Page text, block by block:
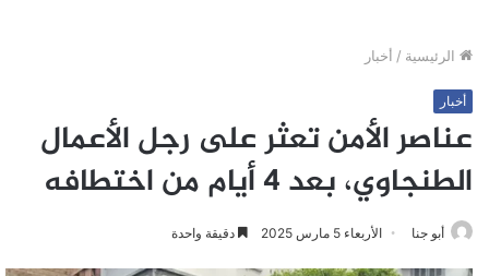
الرئيسية / أخبار
أخبار
عناصر الأمن تعثر على رجل الأعمال
الطنجاوي، بعد 4 أيام من اختطافه
أبو جنا الأربعاء 5 مارس 2025 دقيقة واحدة